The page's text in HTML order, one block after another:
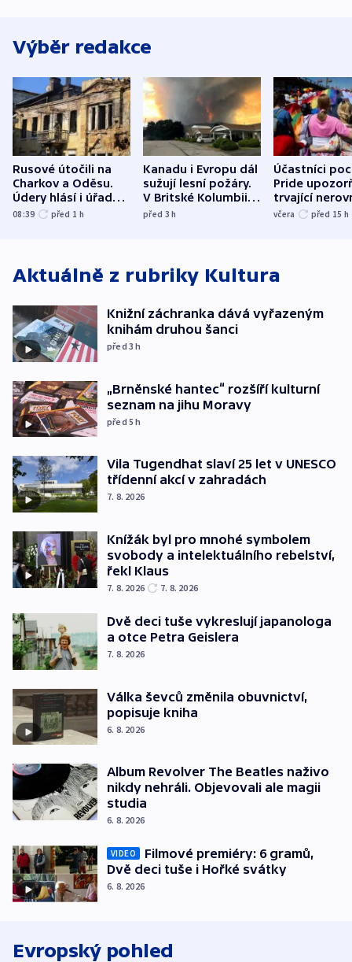
Výběr redakce
Rusové útočili na
Charkov a Oděsu.
Údery hlásí i úřady v
Bělgorodu
08:39 před 1 h
Kanadu i Evropu dál
sužují lesní požáry.
V Britské Kolumbii
evakuovali tisíce lidí
před 3h
Účastníci
Pride
trvající
včera před 15 h
Aktuálně z rubriky Kultura
Knižní záchranka dává vyřazeným
knihám druhou šanci
před 3h
„Brněnské hantec“ rozšíří kulturní
seznam na jihu Moravy
před 5h
Vila Tugendhat slaví 25 let v UNESCO
třídenní akcí v zahradách
7. 8. 2026
Knížák byl pro mnohé symbolem
svobody a intelektuálního rebelství,
řekl Klaus
7. 8. 2026 7. 8. 2026
Dvě deci tuše vykreslují japanologa
a otce Petra Geislera
7. 8. 2026
Válka ševců změnila obuvnictví,
popisuje kniha
6. 8. 2026
Album Revolver The Beatles naživo
nikdy nehráli. Objevovali ale magii
studia
6. 8. 2026
VIDEO
Filmové premiéry: 6 gramů,
Dvě deci tuše i Hořké svátky
6. 8. 2026
Evropský pohled